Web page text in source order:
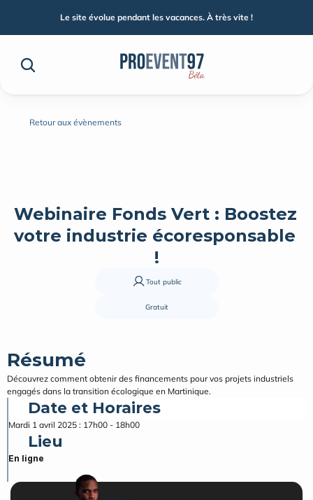
Retour aux évènements
Webinaire Fonds Vert : Boostez
votre industrie écoresponsable
!
Tout public
Gratuit
Résumé
Découvrez comment obtenir des financements pour vos projets industriels
engagés dans la transition écologique en Martinique.
Date et Horaires
Mardi 1 avril 2025 : 17h00 - 18h00
Lieu
En ligne
Le site évolue pendant les vacances. À très vite !